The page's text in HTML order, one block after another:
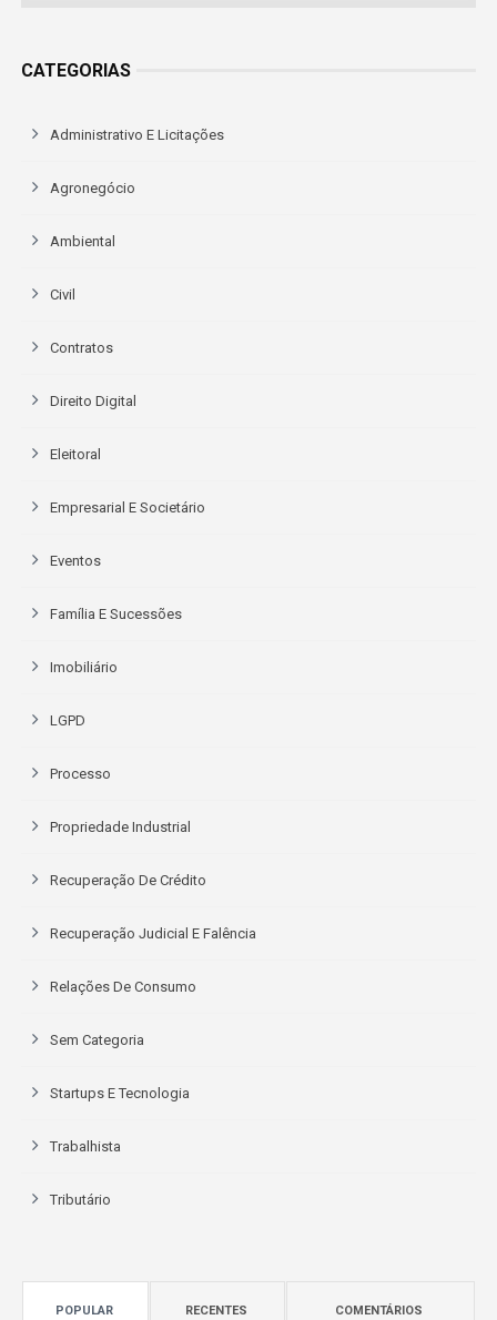
CATEGORIAS
Administrativo E Licitações
Agronegócio
Ambiental
Civil
Contratos
Direito Digital
Eleitoral
Empresarial E Societário
Eventos
Família E Sucessões
Imobiliário
LGPD
Processo
Propriedade Industrial
Recuperação De Crédito
Recuperação Judicial E Falência
Relações De Consumo
Sem Categoria
Startups E Tecnologia
Trabalhista
Tributário
POPULAR RECENTES COMENTÁRIOS